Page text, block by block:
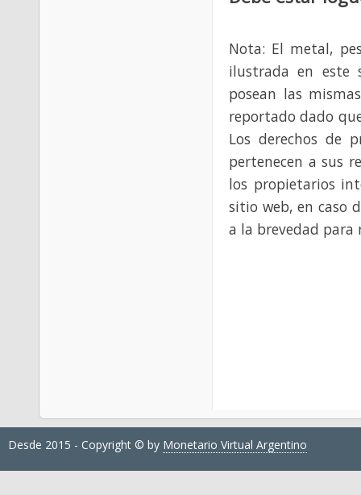
Nota: El metal,
ilustrada en este
posean las
reportado dado
Los derechos de
pertenecen a sus
los propietarios
sitio web, en caso
a la brevedad para
Desde 2015 - Copyright © by Monetario Virtual Argentino